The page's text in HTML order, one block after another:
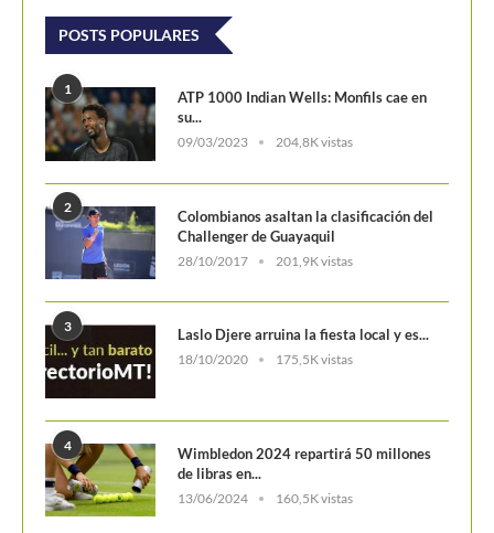
POSTS POPULARES
1
ATP 1000 Indian Wells: Monfils cae en
su...
09/03/2023 204,8K vistas
2
Colombianos asaltan la clasificación del
Challenger de Guayaquil
28/10/2017 201,9K vistas
3 Laslo Djere arruina la fiesta local y es...
18/10/2020 175,5K vistas
4
Wimbledon 2024 repartirá 50 millones
de libras en...
13/06/2024 160,5K vistas